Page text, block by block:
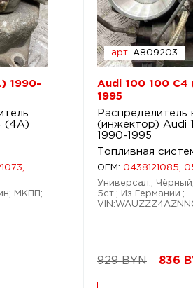
1990-
(4A)
МКПП;
арт. A809203
Audi 100 100 C4
1995
Распределитель
(инжектор) Audi
1990-1995
Топливная
OEM: 0438121085,
Универсал.;
5ст.; Из Германии.;
929 BYN 836